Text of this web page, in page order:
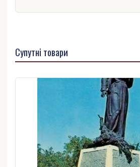
Супутні товари